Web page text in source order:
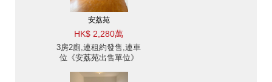
安荔苑
HK$ 2,280萬
3房2廁,連租約發售,連車
位《安荔苑出售單位》